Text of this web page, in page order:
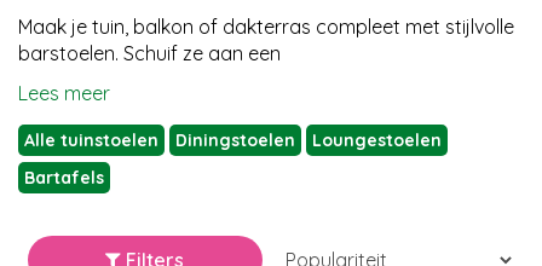
Maak je tuin, balkon of dakterras compleet met stijlvolle
barstoelen. Schuif ze aan een
Lees meer
Alle tuinstoelen Diningstoelen
Loungestoelen
Bartafels
Filters